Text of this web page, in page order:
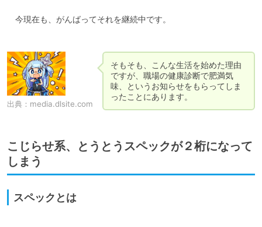
今現在も、がんばってそれを継続中です。
出典： media.dlsite.com
そもそも、こんな生活を始めた理由
ですが、職場の健康診断で肥満気
味、というお知らせをもらってしま
ったことにあります。
こじらせ系、とうとうスペックが２桁になって
しまう
スペックとは